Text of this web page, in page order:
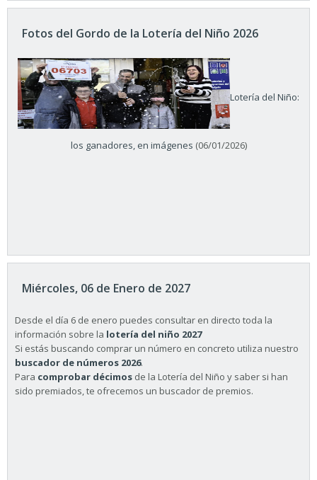
Fotos del Gordo de la Lotería del Niño 2026
Lotería del Niño:
los ganadores, en imágenes (06/01/2026)
Miércoles, 06 de Enero de 2027
Desde el día 6 de enero puedes consultar en directo toda la
información sobre la lotería del niño 2027
Si estás buscando comprar un número en concreto utiliza nuestro
buscador de números 2026.
Para comprobar décimos de la Lotería del Niño y saber si han
sido premiados, te ofrecemos un buscador de premios.